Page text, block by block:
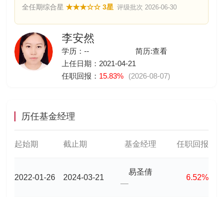
全任期综合星 ★★★☆☆ 3星 评级批次 2026-06-30
李安然
学历：-- 简历:查看
上任日期：2021-04-21
任职回报： 15.83% (2026-08-07)
历任基金经理
起始期 截止期 基金经理 任职回报
2022-01-26 2024-03-21
易圣倩
—
6.52%